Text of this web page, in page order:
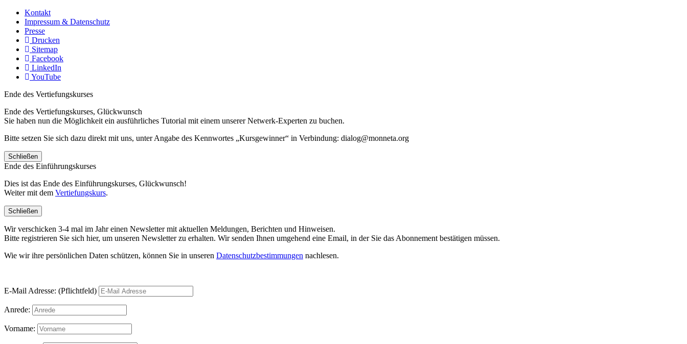
Kontakt
Impressum & Datenschutz
Presse
Drucken
Sitemap
Facebook
LinkedIn
YouTube
Ende des Vertiefungskurses
Ende des Vertiefungskurses, Glückwunsch
Sie haben nun die Möglichkeit ein ausführliches Tutorial mit einem unserer Netwerk-Experten zu buchen.
Bitte setzen Sie sich dazu direkt mit uns, unter Angabe des Kennwortes „Kursgewinner“ in Verbindung: dialog@monneta.org
Schließen
Ende des Einführungskurses
Dies ist das Ende des Einführungskurses, Glückwunsch!
Weiter mit dem Vertiefungskurs.
Schließen
Wir verschicken 3-4 mal im Jahr einen Newsletter mit aktuellen Meldungen, Berichten und Hinweisen.
Bitte registrieren Sie sich hier, um unseren Newsletter zu erhalten. Wir senden Ihnen umgehend eine Email, in der Sie das Abonnement bestätigen müssen.
Wie wir ihre persönlichen Daten schützen, können Sie in unseren Datenschutzbestimmungen nachlesen.
E-Mail Adresse: (Pflichtfeld)
Anrede:
Vorname: